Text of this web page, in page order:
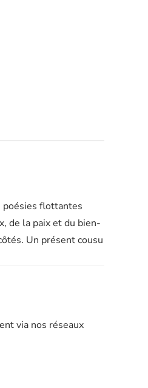
poésies flottantes
de la paix et du bien-
Un présent cousu
via nos réseaux